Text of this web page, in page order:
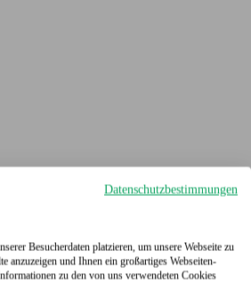
Datenschutzbestimmungen
Besucherdaten platzieren, um unsere Webseite zu
anzuzeigen und Ihnen ein großartiges Webseiten-
zu den von uns verwendeten Cookies